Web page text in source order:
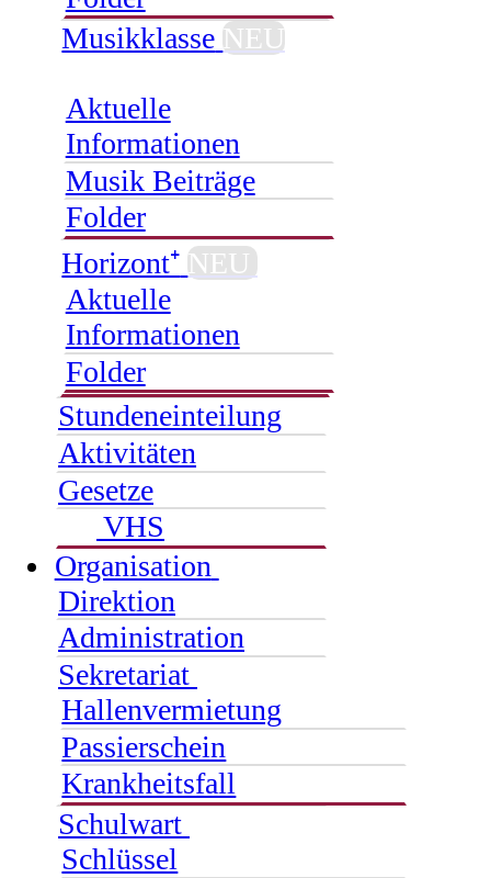
Musikklasse NEU
Aktuelle
Informationen
Musik Beiträge
Folder
Horizont⁺ NEU
Aktuelle
Informationen
Folder
Stundeneinteilung
Aktivitäten
Gesetze
VHS
Organisation
Direktion
Administration
Sekretariat
Hallenvermietung
Passierschein
Krankheitsfall
Schulwart
Schlüssel